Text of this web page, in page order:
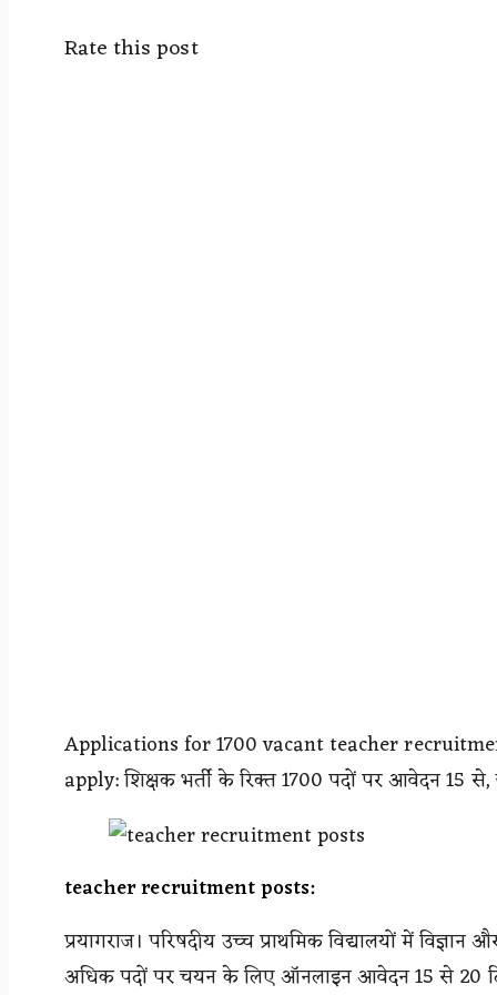
Rate this post
Applications for 1700 vacant teacher
apply: शिक्षक भर्ती के रिक्त 1700 पदों पर आवेदन 15 से,
teacher recruitment posts:
प्रयागराज। परिषदीय उच्च प्राथमिक विद्यालयों में
अधिक पदों पर चयन के लिए ऑनलाइन आवेदन 15 से 20